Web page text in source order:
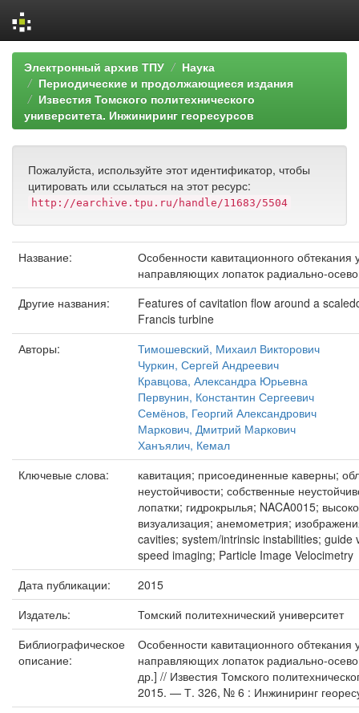
Skip
navigation
Электронный архив ТПУ
Наука
Периодические и продолжающиеся издания
Известия Томского политехнического
университета. Инжиниринг георесурсов
Пожалуйста, используйте этот идентификатор, чтобы
цитировать или ссылаться на этот ресурс:
http://earchive.tpu.ru/handle/11683/5504
Название:
Особенности кавитационного
направляющих лопаток радиально-
Другие названия:
Features of cavitation flow around a
Francis turbine
Авторы:
Тимошевский, Михаил Викторович
Чуркин, Сергей Андреевич
Кравцова, Александра Юрьевна
Первунин, Константин Сергеевич
Семёнов, Георгий Александрович
Маркович, Дмитрий Маркович
Ханъялич, Кемал
Ключевые слова:
кавитация; присоединенные каверны;
неустойчивости; собственные
лопатки; гидрокрылья; NACA0015;
визуализация; анемометрия;
cavities; system/intrinsic instabilities;
speed imaging; Particle Image Velocimetry
Дата публикации:
2015
Издатель:
Томский политехнический университет
Библиографическое
описание:
Особенности кавитационного
направляющих лопаток радиально-
др.] // Известия Томского
2015. — Т. 326, № 6 : Инжиниринг